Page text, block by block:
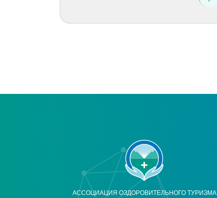
АССОЦИАЦИЯ ОЗДОРОВИТЕЛЬНОГО ТУРИЗМА